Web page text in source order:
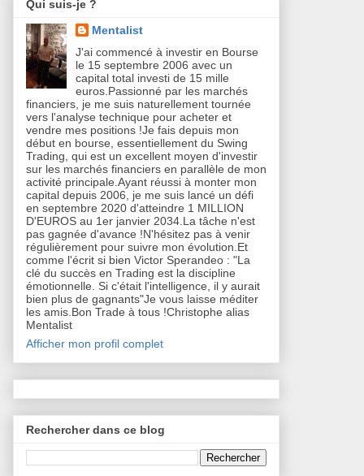
Qui suis-je ?
Mentalist
J'ai commencé à investir en Bourse
le 15 septembre 2006 avec un
capital total investi de 15 mille
euros.Passionné par les marchés
financiers, je me suis naturellement tournée
vers l'analyse technique pour acheter et
vendre mes positions !Je fais depuis mon
début en bourse, essentiellement du Swing
Trading, qui est un excellent moyen d'investir
sur les marchés financiers en parallèle de mon
activité principale.Ayant réussi à monter mon
capital depuis 2006, je me suis lancé un défi
en septembre 2020 d'atteindre 1 MILLION
D'EUROS au 1er janvier 2034.La tâche n'est
pas gagnée d'avance !N'hésitez pas à venir
régulièrement pour suivre mon évolution.Et
comme l'écrit si bien Victor Sperandeo : "La
clé du succès en Trading est la discipline
émotionnelle. Si c'était l'intelligence, il y aurait
bien plus de gagnants"Je vous laisse méditer
les amis.Bon Trade à tous !Christophe alias
Mentalist
Afficher mon profil complet
Rechercher dans ce blog